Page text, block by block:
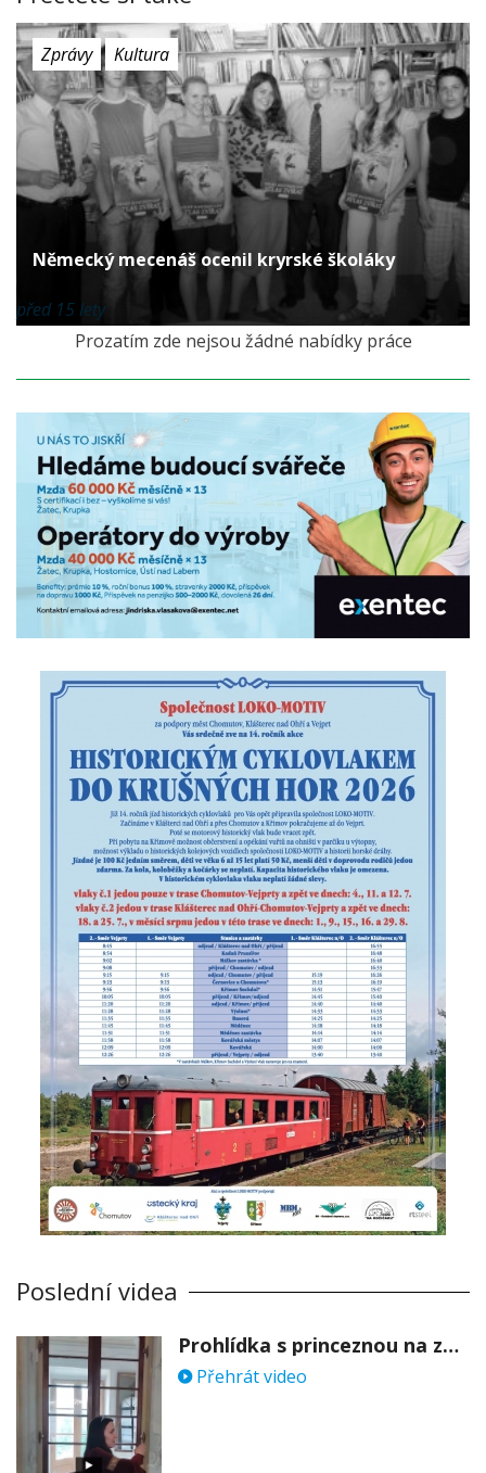
Zprávy Kultura
Německý mecenáš ocenil kryrské školáky
před 15 lety
Prozatím zde nejsou žádné nabídky práce
Poslední videa
Prohlídka s princeznou na zámku Stekník
Přehrát video